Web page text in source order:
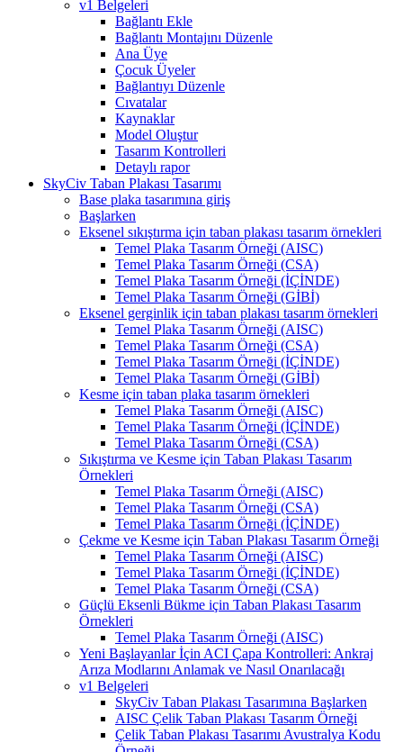
v1 Belgeleri
Bağlantı Ekle
Bağlantı Montajını Düzenle
Ana Üye
Çocuk Üyeler
Bağlantıyı Düzenle
Cıvatalar
Kaynaklar
Model Oluştur
Tasarım Kontrolleri
Detaylı rapor
SkyCiv Taban Plakası Tasarımı
Base plaka tasarımına giriş
Başlarken
Eksenel sıkıştırma için taban plakası tasarım örnekleri
Temel Plaka Tasarım Örneği (AISC)
Temel Plaka Tasarım Örneği (CSA)
Temel Plaka Tasarım Örneği (İÇİNDE)
Temel Plaka Tasarım Örneği (GİBİ)
Eksenel gerginlik için taban plakası tasarım örnekleri
Temel Plaka Tasarım Örneği (AISC)
Temel Plaka Tasarım Örneği (CSA)
Temel Plaka Tasarım Örneği (İÇİNDE)
Temel Plaka Tasarım Örneği (GİBİ)
Kesme için taban plaka tasarım örnekleri
Temel Plaka Tasarım Örneği (AISC)
Temel Plaka Tasarım Örneği (İÇİNDE)
Temel Plaka Tasarım Örneği (CSA)
Sıkıştırma ve Kesme için Taban Plakası Tasarım
Örnekleri
Temel Plaka Tasarım Örneği (AISC)
Temel Plaka Tasarım Örneği (CSA)
Temel Plaka Tasarım Örneği (İÇİNDE)
Çekme ve Kesme için Taban Plakası Tasarım Örneği
Temel Plaka Tasarım Örneği (AISC)
Temel Plaka Tasarım Örneği (İÇİNDE)
Temel Plaka Tasarım Örneği (CSA)
Güçlü Eksenli Bükme için Taban Plakası Tasarım
Örnekleri
Temel Plaka Tasarım Örneği (AISC)
Yeni Başlayanlar İçin ACI Çapa Kontrolleri: Ankraj
Arıza Modlarını Anlamak ve Nasıl Onarılacağı
v1 Belgeleri
SkyCiv Taban Plakası Tasarımına Başlarken
AISC Çelik Taban Plakası Tasarım Örneği
Çelik Taban Plakası Tasarımı Avustralya Kodu